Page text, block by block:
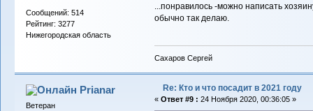
Сообщений: 514
Рейтинг: 3277
Нижегородская область
...понравилось -можно написать
обычно так делаю.
Сахаров Сергей
Prianar
Ветеран
Re: Кто и что посадит в 2021 году
« Ответ #9 : 24 Ноября 2020, 00:36:05 »